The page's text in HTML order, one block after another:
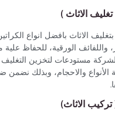
الاثاث بافضل انواع
واللفائف الورقية، للحفاظ
مستودعات لتخزين التغليف
الأنواع والاحجام، وبذلك نضمن